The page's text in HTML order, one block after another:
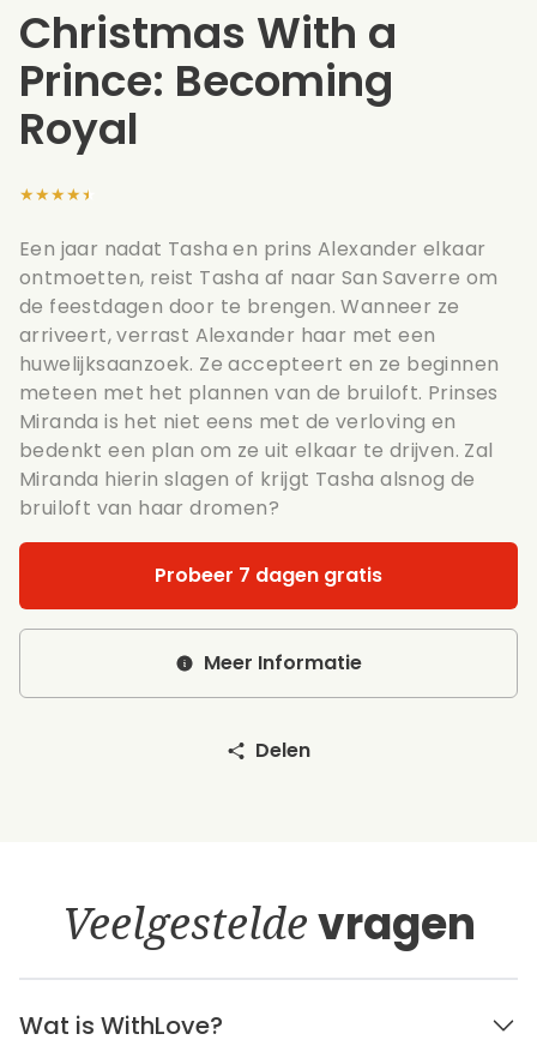
Christmas With a
Prince: Becoming
Royal
★★★★★
Een jaar nadat Tasha en prins Alexander elkaar
ontmoetten, reist Tasha af naar San Saverre om
de feestdagen door te brengen. Wanneer ze
arriveert, verrast Alexander haar met een
huwelijksaanzoek. Ze accepteert en ze beginnen
meteen met het plannen van de bruiloft. Prinses
Miranda is het niet eens met de verloving en
bedenkt een plan om ze uit elkaar te drijven. Zal
Miranda hierin slagen of krijgt Tasha alsnog de
bruiloft van haar dromen?
Probeer 7 dagen gratis
Meer Informatie
Delen
Veelgesteldevragen
Wat is WithLove?